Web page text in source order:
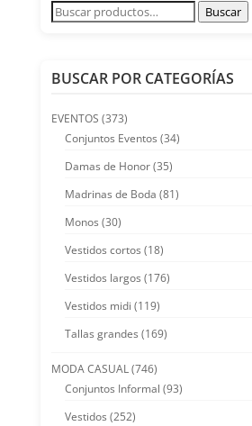
Buscar
por:
Buscar
BUSCAR POR CATEGORÍAS
EVENTOS (373)
Conjuntos Eventos (34)
Damas de Honor(35)
Madrinas de Boda (81)
Monos (30)
Vestidos cortos (18)
Vestidos largos (176)
Vestidos midi (119)
Tallas grandes (169)
MODA CASUAL(746)
Conjuntos Informal (93)
Vestidos (252)